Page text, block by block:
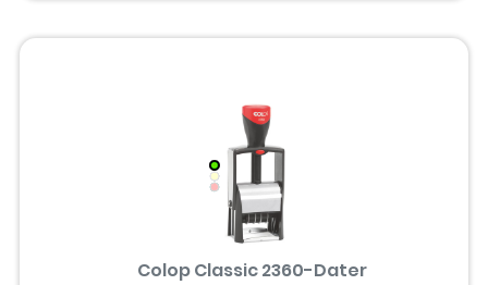
Colop Classic 2360-Dater